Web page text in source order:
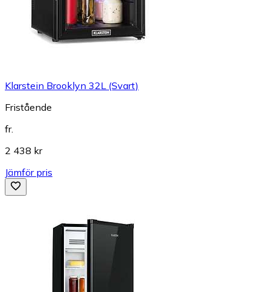
Klarstein Brooklyn 32L (Svart)
Fristående
fr.
2 438 kr
Jämför pris